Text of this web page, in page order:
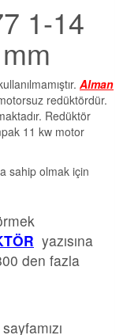
1-14
Alman
redüktördür.
Redüktör
11 kw motor
sahip olmak için
yazısına
den fazla
sayfamızı